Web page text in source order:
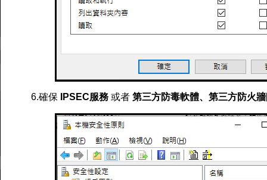
6.確保 IPSEC服務 或者 第三方防毒軟體、第三方防火牆